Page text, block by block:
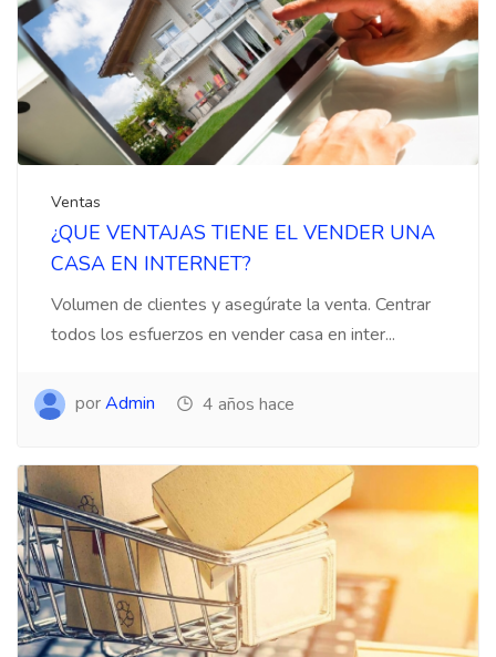
Ventas
¿QUE VENTAJAS TIENE EL VENDER UNA
CASA EN INTERNET?
Volumen de clientes y asegúrate la venta. Centrar
todos los esfuerzos en vender casa en inter...
porAdmin 4 años hace